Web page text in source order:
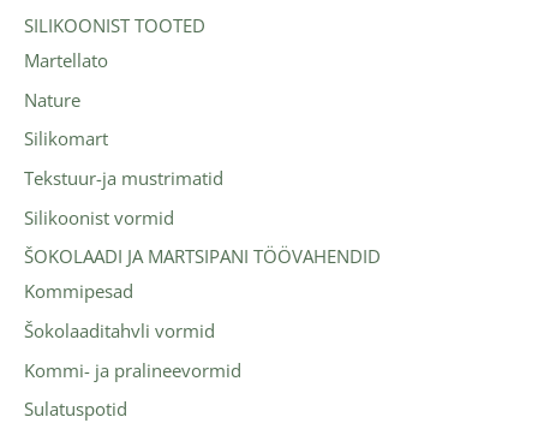
SILIKOONIST TOOTED
Martellato
Nature
Silikomart
Tekstuur-ja mustrimatid
Silikoonist vormid
ŠOKOLAADI JA MARTSIPANI TÖÖVAHENDID
Kommipesad
Šokolaaditahvli vormid
Kommi- ja pralineevormid
Sulatuspotid